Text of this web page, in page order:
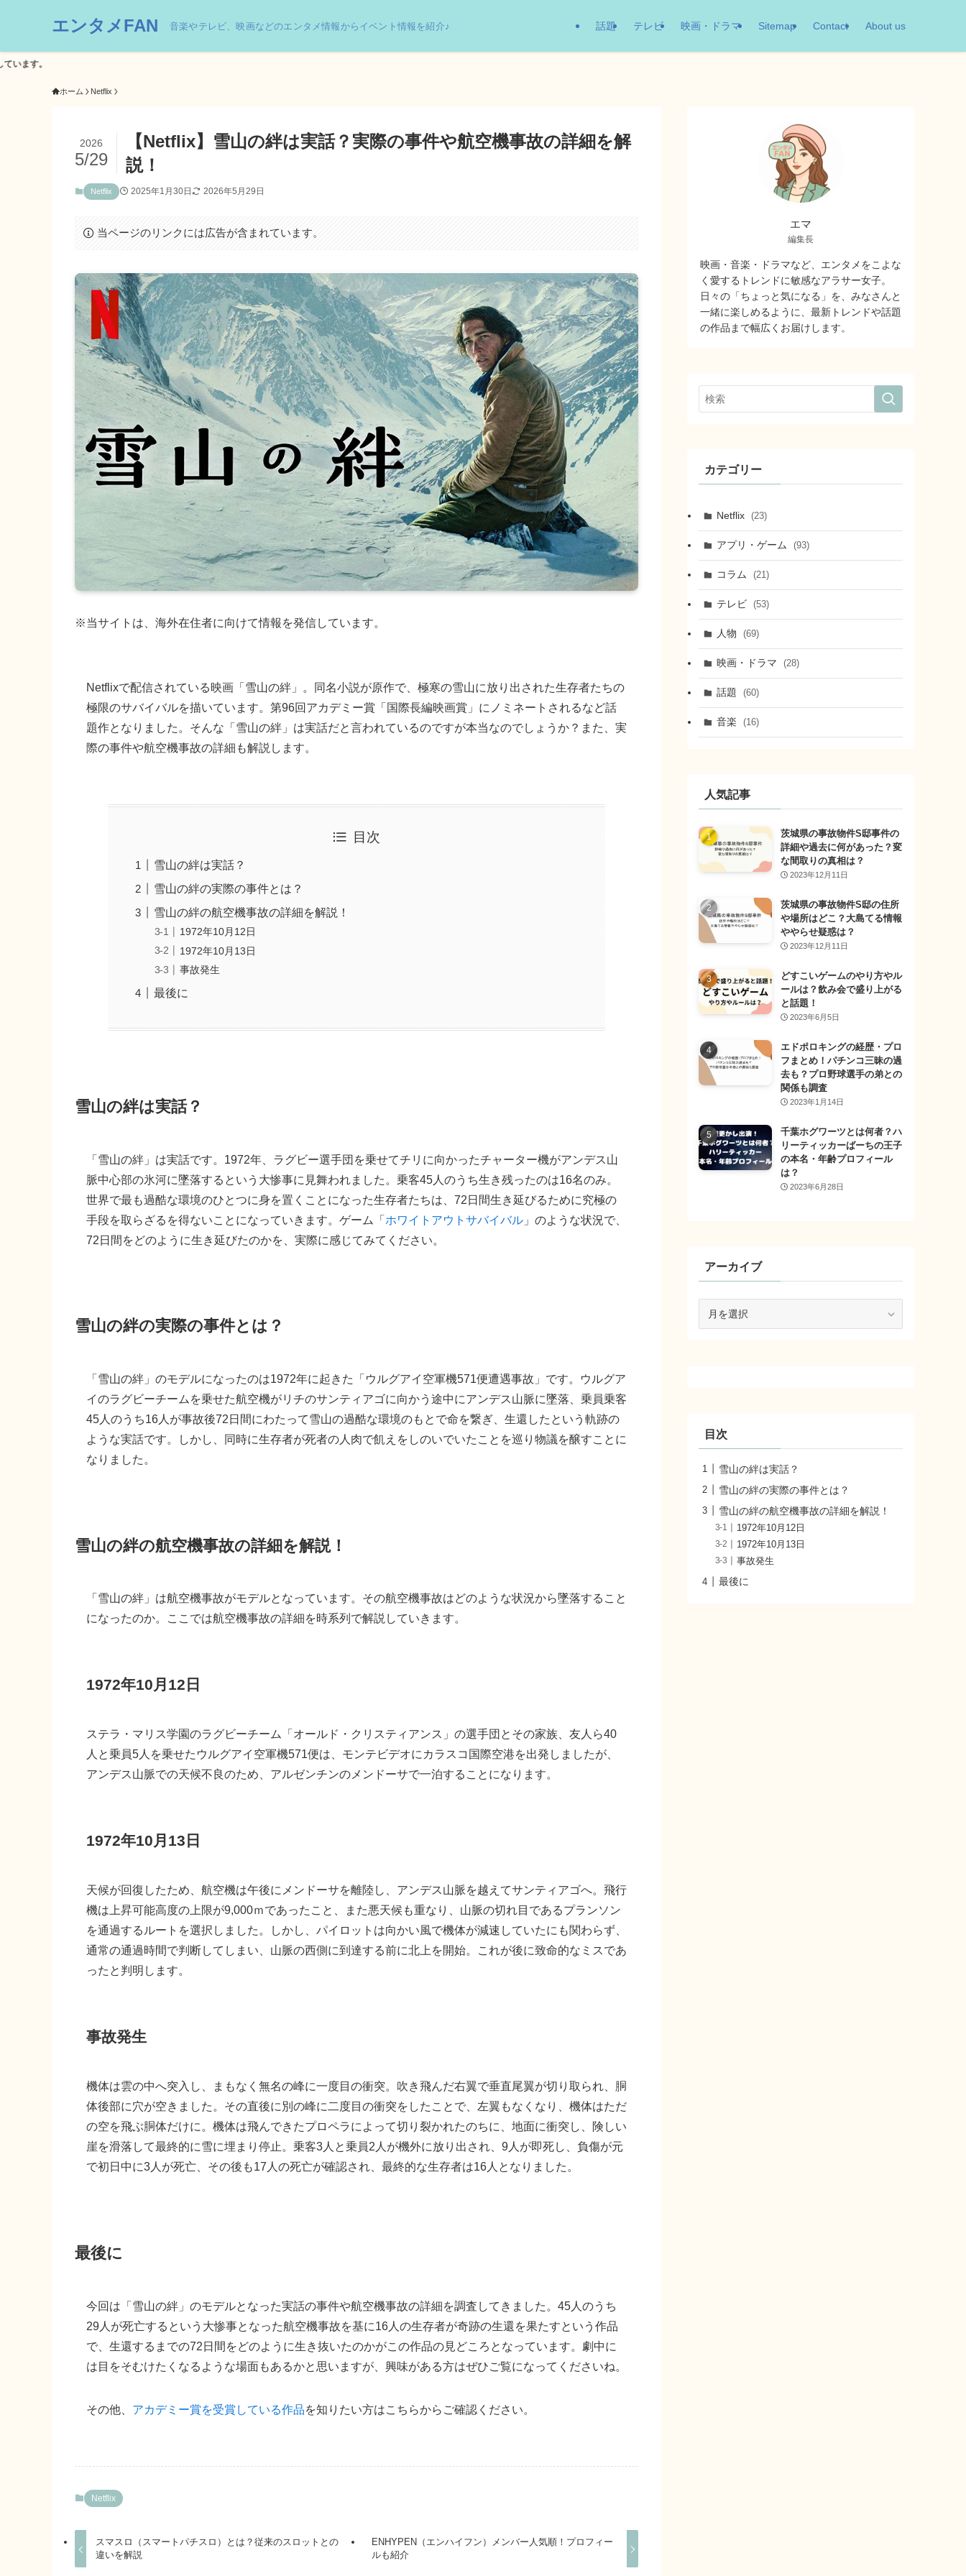
エンタメFAN 音楽やテレビ、映画などのエンタメ情報からイベント情報を紹介♪ 話題 テレビ 映画・ドラマ Sitemap Contact About us
ホーム Netflix
【Netflix】雪山の絆は実話？実際の事件や航空機事故の詳細を解
説！
2026
5/29
Netflix 2025年1月30日 2026年5月29日
当ページのリンクには広告が含まれています。
※当サイトは、海外在住者に向けて情報を発信しています。
Netflixで配信されている映画「雪山の絆」。同名小説が原作で、極寒の雪山に放り出された生存者たちの
極限のサバイバルを描いています。第96回アカデミー賞「国際長編映画賞」にノミネートされるなど話
題作となりました。そんな「雪山の絆」は実話だと言われているのですが本当なのでしょうか？また、実
際の事件や航空機事故の詳細も解説します。
目次
雪山の絆は実話？
雪山の絆の実際の事件とは？
雪山の絆の航空機事故の詳細を解説！
1972年10月12日
1972年10月13日
事故発生
最後に
雪山の絆は実話？
「雪山の絆」は実話です。1972年、ラグビー選手団を乗せてチリに向かったチャーター機がアンデス山
脈中心部の氷河に墜落するという大惨事に見舞われました。乗客45人のうち生き残ったのは16名のみ。
世界で最も過酷な環境のひとつに身を置くことになった生存者たちは、72日間生き延びるために究極の
手段を取らざるを得ないことになっていきます。ゲーム「 ホワイトアウトサバイバル 」のような状況で、
72日間をどのように生き延びたのかを、実際に感じてみてください。
雪山の絆の実際の事件とは？
「雪山の絆」のモデルになったのは1972年に起きた「ウルグアイ空軍機571便遭遇事故」です。ウルグア
イのラグビーチームを乗せた航空機がリチのサンティアゴに向かう途中にアンデス山脈に墜落、乗員乗客
45人のうち16人が事故後72日間にわたって雪山の過酷な環境のもとで命を繋ぎ、生還したという軌跡の
ような実話です。しかし、同時に生存者が死者の人肉で飢えをしのいでいたことを巡り物議を醸すことに
なりました。
雪山の絆の航空機事故の詳細を解説！
「雪山の絆」は航空機事故がモデルとなっています。その航空機事故はどのような状況から墜落すること
になったのか。ここでは航空機事故の詳細を時系列で解説していきます。
1972年10月12日
ステラ・マリス学園のラグビーチーム「オールド・クリスティアンス」の選手団とその家族、友人ら40
人と乗員5人を乗せたウルグアイ空軍機571便は、モンテビデオにカラスコ国際空港を出発しましたが、
アンデス山脈での天候不良のため、アルゼンチンのメンドーサで一泊することになります。
1972年10月13日
天候が回復したため、航空機は午後にメンドーサを離陸し、アンデス山脈を越えてサンティアゴへ。飛行
機は上昇可能高度の上限が9,000ｍであったこと、また悪天候も重なり、山脈の切れ目であるプランソン
を通過するルートを選択しました。しかし、パイロットは向かい風で機体が減速していたにも関わらず、
通常の通過時間で判断してしまい、山脈の西側に到達する前に北上を開始。これが後に致命的なミスであ
ったと判明します。
事故発生
機体は雲の中へ突入し、まもなく無名の峰に一度目の衝突。吹き飛んだ右翼で垂直尾翼が切り取られ、胴
体後部に穴が空きました。その直後に別の峰に二度目の衝突をしたことで、左翼もなくなり、機体はただ
の空を飛ぶ胴体だけに。機体は飛んできたプロペラによって切り裂かれたのちに、地面に衝突し、険しい
崖を滑落して最終的に雪に埋まり停止。乗客3人と乗員2人が機外に放り出され、9人が即死し、負傷が元
で初日中に3人が死亡、その後も17人の死亡が確認され、最終的な生存者は16人となりました。
最後に
今回は「雪山の絆」のモデルとなった実話の事件や航空機事故の詳細を調査してきました。45人のうち
29人が死亡するという大惨事となった航空機事故を基に16人の生存者が奇跡の生還を果たすという作品
で、生還するまでの72日間をどのように生き抜いたのかがこの作品の見どころとなっています。劇中に
は目をそむけたくなるような場面もあるかと思いますが、興味がある方はぜひご覧になってくださいね。
その他、 アカデミー賞を受賞している作品を知りたい方はこちらからご確認ください。
Netflix
スマスロ（スマートパチスロ）とは？従来のスロットとの
違いを解説
ENHYPEN（エンハイフン）メンバー人気順！プロフィー
ルも紹介
エマ
編集長
映画・音楽・ドラマなど、エンタメをこよな
く愛するトレンドに敏感なアラサー女子。
日々の「ちょっと気になる」を、みなさんと
一緒に楽しめるように、最新トレンドや話題
の作品まで幅広くお届けします。
カテゴリー
Netflix (23)
アプリ・ゲーム (93)
コラム (21)
テレビ (53)
人物 (69)
映画・ドラマ (28)
話題 (60)
音楽 (16)
人気記事
茨城県の事故物件S邸事件の
詳細や過去に何があった？変
な間取りの真相は？
2023年12月11日
茨城県の事故物件S邸の住所
や場所はどこ？大島てる情報
ややらせ疑惑は？
2023年12月11日
どすこいゲームのやり方やル
ールは？飲み会で盛り上がる
と話題！
2023年6月5日
エドポロキングの経歴・プロ
フまとめ！パチンコ三昧の過
去も？プロ野球選手の弟との
関係も調査
2023年1月14日
千葉ホグワーツとは何者？ハ
リーティッカーばーちの王子
の本名・年齢プロフィール
は？
2023年6月28日
アーカイブ
目次
雪山の絆は実話？
雪山の絆の実際の事件とは？
雪山の絆の航空機事故の詳細を解説！
1972年10月12日
1972年10月13日
事故発生
最後に